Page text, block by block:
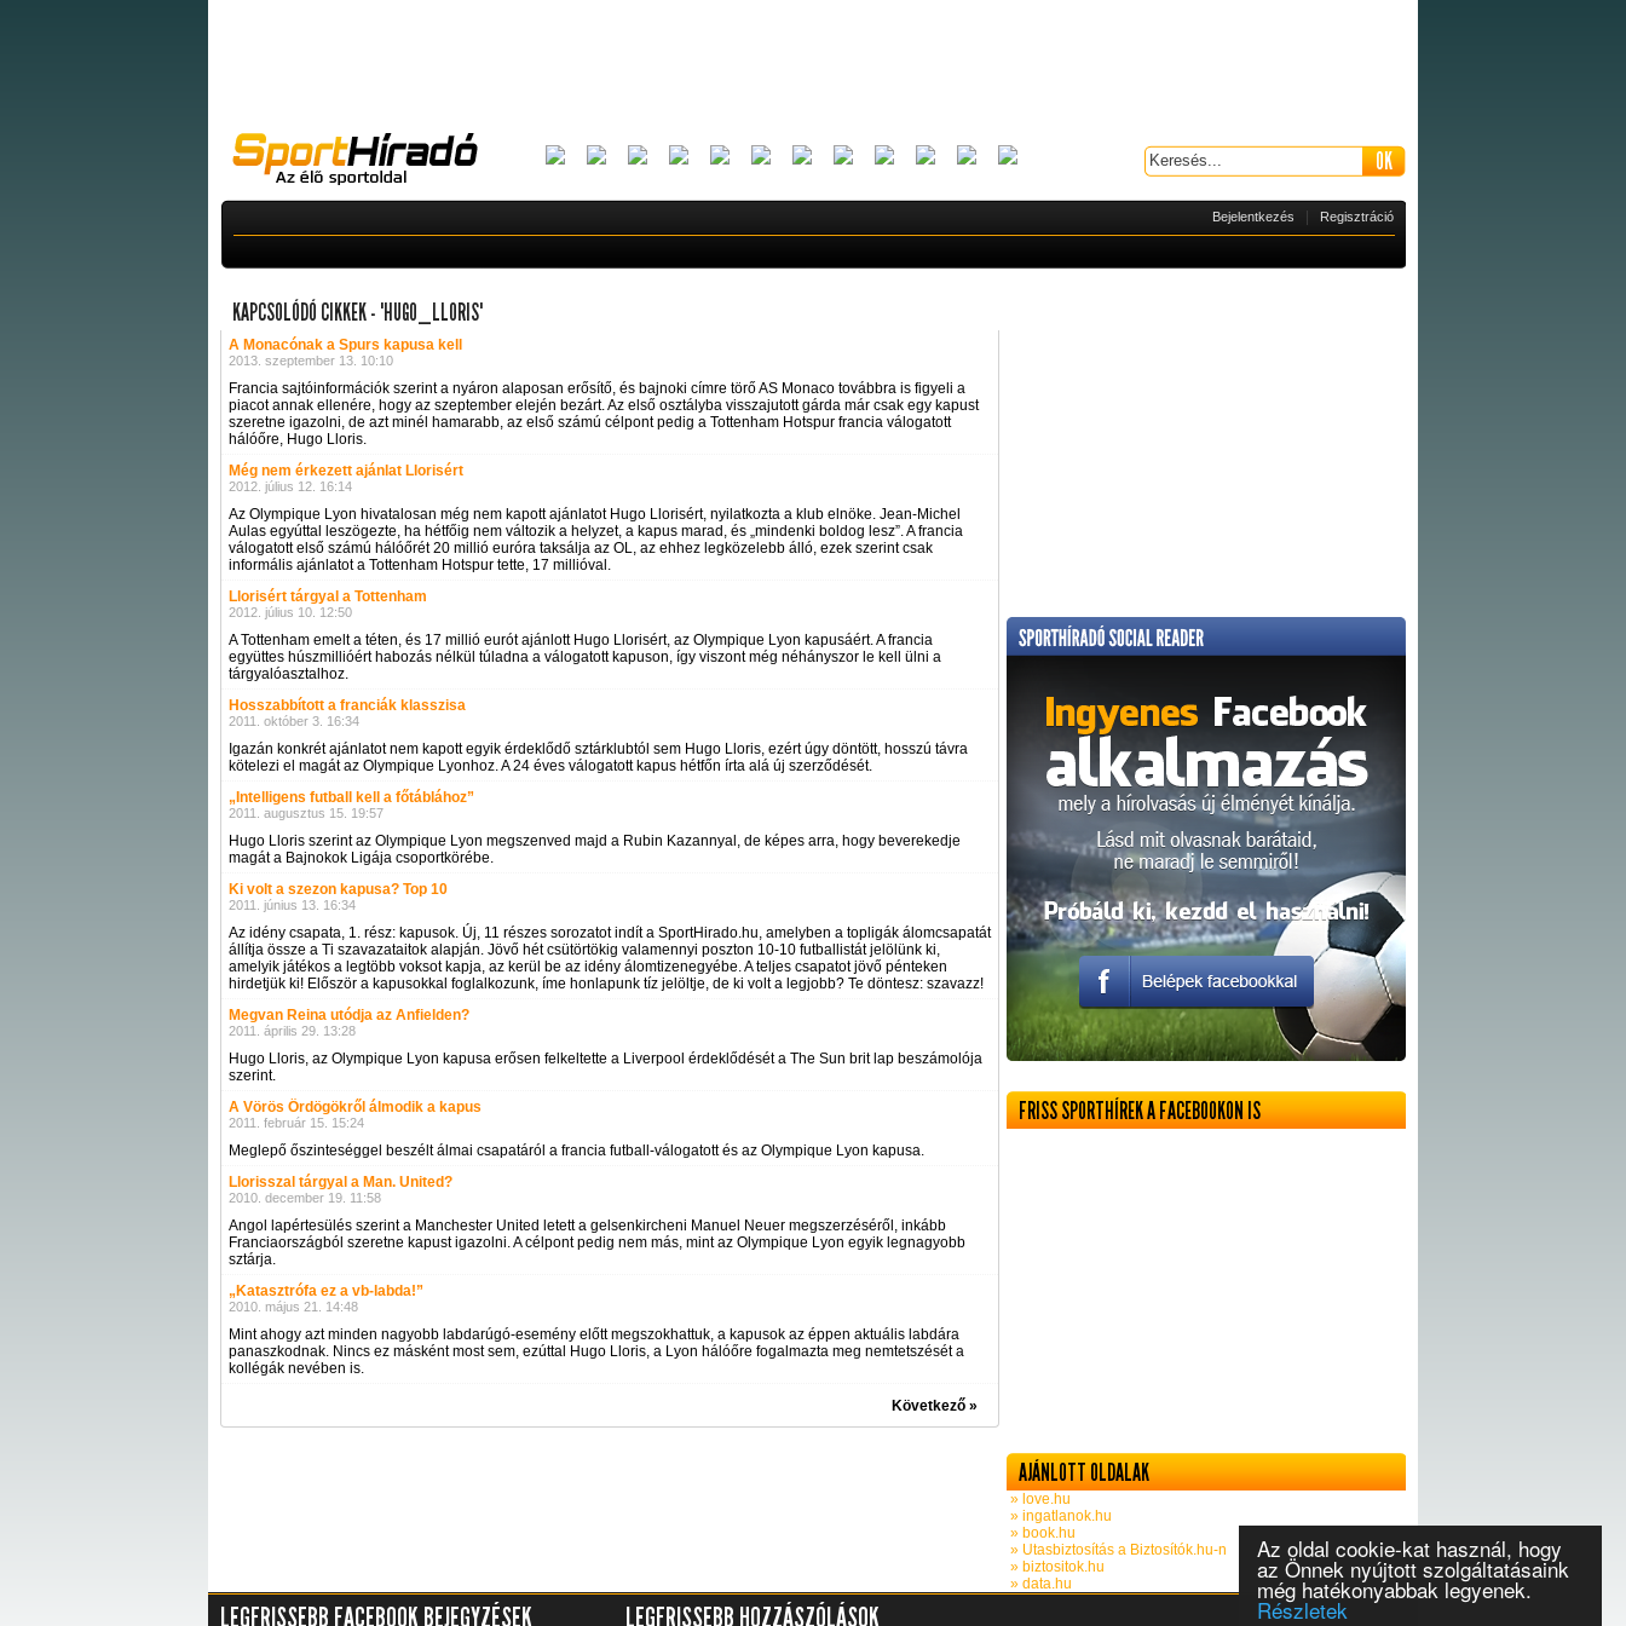
Az oldal cookie-kat használ, hogy
az Önnek nyújtott szolgáltatásaink
még hatékonyabbak legyenek.
Részletek
Bejelentkezés Regisztráció
KAPCSOLÓDÓ CIKKEK - "HUGO_LLORIS"
A Monacónak a Spurs kapusa kell
2013. szeptember 13. 10:10
Francia sajtóinformációk szerint a nyáron alaposan erősítő, és bajnoki címre törő AS Monaco továbbra is figyeli a
piacot annak ellenére, hogy az szeptember elején bezárt. Az első osztályba visszajutott gárda már csak egy kapust
szeretne igazolni, de azt minél hamarabb, az első számú célpont pedig a Tottenham Hotspur francia válogatott
hálóőre, Hugo Lloris.
Még nem érkezett ajánlat Llorisért
2012. július 12. 16:14
Az Olympique Lyon hivatalosan még nem kapott ajánlatot Hugo Llorisért, nyilatkozta a klub elnöke. Jean-Michel
Aulas egyúttal leszögezte, ha hétfőig nem változik a helyzet, a kapus marad, és „mindenki boldog lesz”. A francia
válogatott első számú hálóőrét 20 millió euróra taksálja az OL, az ehhez legközelebb álló, ezek szerint csak
informális ajánlatot a Tottenham Hotspur tette, 17 millióval.
Llorisért tárgyal a Tottenham
2012. július 10. 12:50
A Tottenham emelt a téten, és 17 millió eurót ajánlott Hugo Llorisért, az Olympique Lyon kapusáért. A francia
együttes húszmillióért habozás nélkül túladna a válogatott kapuson, így viszont még néhányszor le kell ülni a
tárgyalóasztalhoz.
Hosszabbított a franciák klasszisa
2011. október 3. 16:34
Igazán konkrét ajánlatot nem kapott egyik érdeklődő sztárklubtól sem Hugo Lloris, ezért úgy döntött, hosszú távra
kötelezi el magát az Olympique Lyonhoz. A 24 éves válogatott kapus hétfőn írta alá új szerződését.
„Intelligens futball kell a főtáblához”
2011. augusztus 15. 19:57
Hugo Lloris szerint az Olympique Lyon megszenved majd a Rubin Kazannyal, de képes arra, hogy beverekedje
magát a Bajnokok Ligája csoportkörébe.
Ki volt a szezon kapusa? Top 10
2011. június 13. 16:34
Az idény csapata, 1. rész: kapusok. Új, 11 részes sorozatot indít a SportHirado.hu, amelyben a topligák álomcsapatát
állítja össze a Ti szavazataitok alapján. Jövő hét csütörtökig valamennyi poszton 10-10 futballistát jelölünk ki,
amelyik játékos a legtöbb voksot kapja, az kerül be az idény álomtizenegyébe. A teljes csapatot jövő pénteken
hirdetjük ki! Először a kapusokkal foglalkozunk, íme honlapunk tíz jelöltje, de ki volt a legjobb? Te döntesz: szavazz!
Megvan Reina utódja az Anfielden?
2011. április 29. 13:28
Hugo Lloris, az Olympique Lyon kapusa erősen felkeltette a Liverpool érdeklődését a The Sun brit lap beszámolója
szerint.
A Vörös Ördögökről álmodik a kapus
2011. február 15. 15:24
Meglepő őszinteséggel beszélt álmai csapatáról a francia futball-válogatott és az Olympique Lyon kapusa.
Llorisszal tárgyal a Man. United?
2010. december 19. 11:58
Angol lapértesülés szerint a Manchester United letett a gelsenkircheni Manuel Neuer megszerzéséről, inkább
Franciaországból szeretne kapust igazolni. A célpont pedig nem más, mint az Olympique Lyon egyik legnagyobb
sztárja.
„Katasztrófa ez a vb-labda!”
2010. május 21. 14:48
Mint ahogy azt minden nagyobb labdarúgó-esemény előtt megszokhattuk, a kapusok az éppen aktuális labdára
panaszkodnak. Nincs ez másként most sem, ezúttal Hugo Lloris, a Lyon hálóőre fogalmazta meg nemtetszését a
kollégák nevében is.
Következő »
FRISS SPORTHÍREK A FACEBOOKON IS
AJÁNLOTT OLDALAK
» love.hu
» ingatlanok.hu
» book.hu
» Utasbiztosítás a Biztosítók.hu-n
» biztositok.hu
» data.hu
LEGFRISSEBB FACEBOOK BEJEGYZÉSEK LEGFRISSEBB HOZZÁSZÓLÁSOK